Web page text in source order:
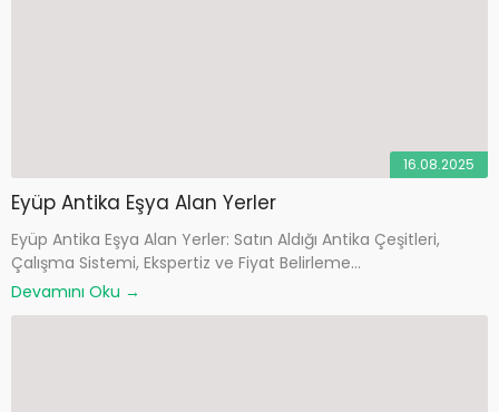
16.08.2025
Eyüp Antika Eşya Alan Yerler
Eyüp Antika Eşya Alan Yerler: Satın Aldığı Antika Çeşitleri,
Çalışma Sistemi, Ekspertiz ve Fiyat Belirleme...
Devamını Oku →